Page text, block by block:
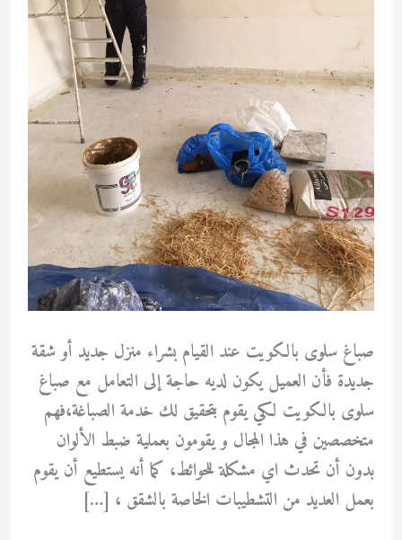
صباغ سلوى بالكويت عند القيام بشراء منزل جديد أو شقة
جديدة فأن العميل يكون لديه حاجة إلى التعامل مع صباغ
سلوى بالكويت لكي يقوم بتحقيق لك خدمة الصباغة،فهم
متخصصين في هذا المجال و يقومون بعملية ضبط الألوان
بدون أن تحدث اي مشكلة للحوائط، كما أنه يستطيع أن يقوم
بعمل العديد من التشطيبات الخاصة بالشقق ، […]